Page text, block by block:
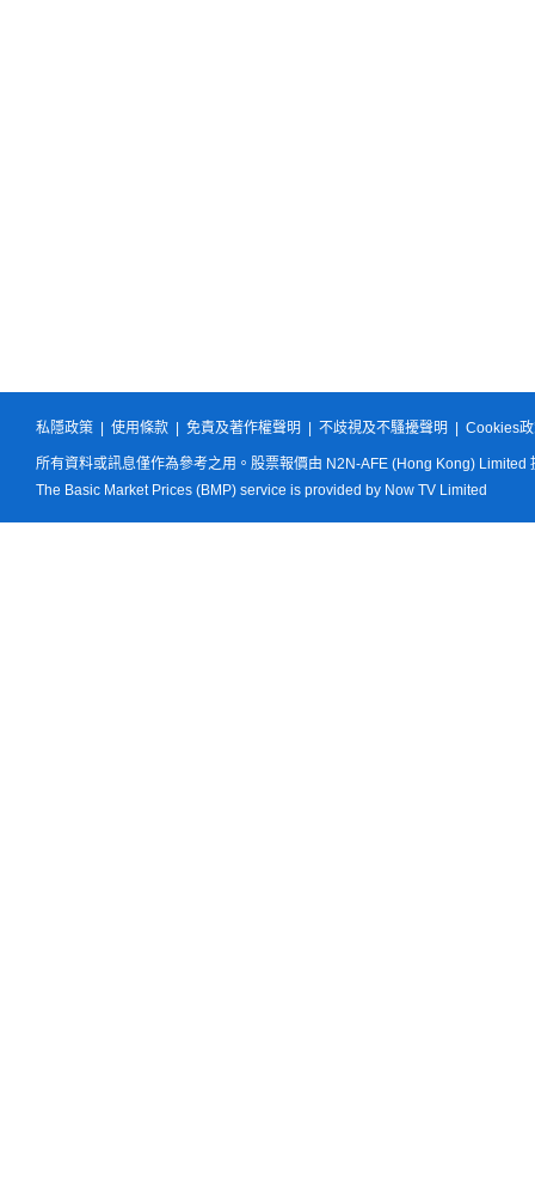
私隱政策 使用條款 免責及著作權聲明 不歧視及不騷擾聲明 Cookies
所有資料或訊息僅作為參考之用。股票報價由 N2N-AFE (Hong Kong) Limited
The Basic Market Prices (BMP) service is provided by Now TV Limited